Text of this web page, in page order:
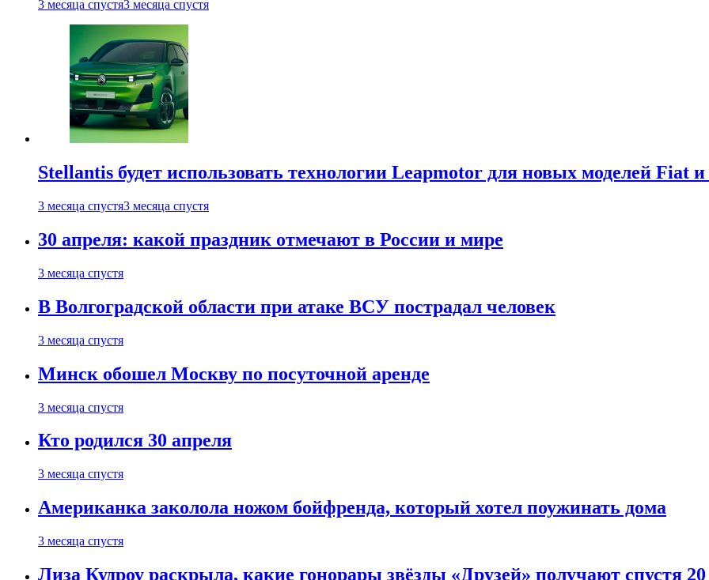
3 месяца спустя3 месяца спустя
Stellantis будет использовать технологии Leapmotor для новых моделей Fiat
3 месяца спустя3 месяца спустя
30 апреля: какой праздник отмечают в России и мире
3 месяца спустя
В Волгоградской области при атаке ВСУ пострадал человек
3 месяца спустя
Минск обошел Москву по посуточной аренде
3 месяца спустя
Кто родился 30 апреля
3 месяца спустя
Американка заколола ножом бойфренда, который хотел поужинать дома
3 месяца спустя
Лиза Кудроу раскрыла, какие гонорары звёзды «Друзей» получают спустя